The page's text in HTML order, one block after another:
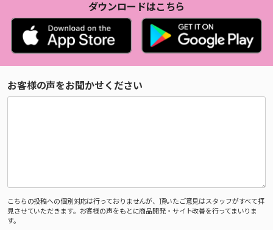
ダウンロードはこちら
お客様の声をお聞かせください
こちらの投稿への個別対応は行っておりませんが、頂いたご意見はスタッフがすべて拝
見させていただきます。お客様の声をもとに商品開発・サイト改善を行ってまいりま
す。